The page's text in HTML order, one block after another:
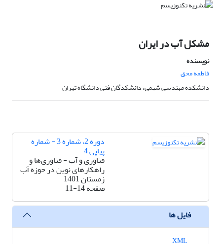
مشکل آب در ایران
نویسنده
فاطمه محق
دانشکده مهندسی شیمی، دانشکدگان فنی دانشگاه تهران
دوره 2، شماره 3 - شماره
پیاپی 4
فناوری و آب - فناوری‌ها و
راهکارهای نوین در حوزه آب
زمستان 1401
صفحه11-14
فایل ها